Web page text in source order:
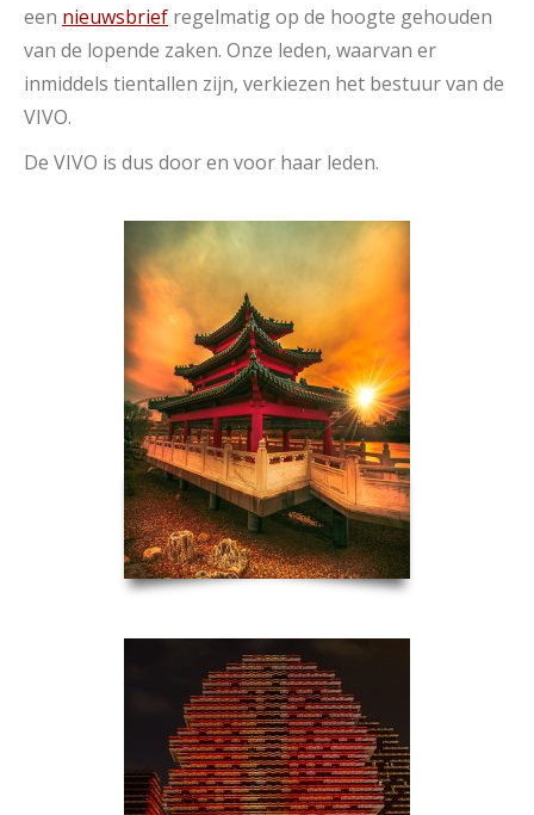
een nieuwsbrief regelmatig op de hoogte gehouden
van de lopende zaken. Onze leden, waarvan er
inmiddels tientallen zijn, verkiezen het bestuur van de
VIVO.
De VIVO is dus door en voor haar leden.